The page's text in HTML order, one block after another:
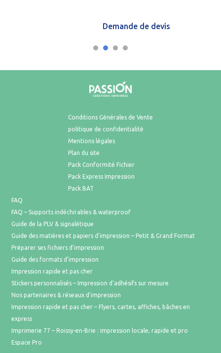
Demande de devis
Conditions Générales de Vente
politique de confidentialité
Mentions légales
Plan du site
Pack Conformité Fichier
Pack Express Impression
Pack BAT
FAQ
FAQ – Supports indéchirables & waterproof
Guide de la PLV & signalétique
Guide des matières et papiers d’impression – Petit & Grand Format
Préparer ses fichiers d’impression
Guide des formats d’impression
Impression rapide et pas cher
Stickers personnalisés – Impression d’adhésifs sur mesure
Nos partenaires & réseaux d'impression
Impression rapide et pas cher – Flyers, cartes, affiches, bâches en
express
Imprimerie 77 – Roissy-en-Brie : impression locale, rapide et pro
Espace Pro